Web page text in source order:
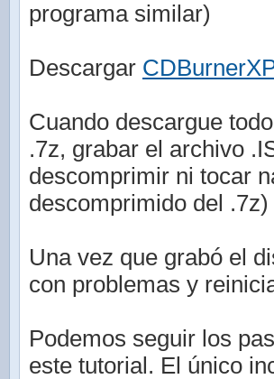
programa similar)
Descargar
Cuando descargue
.7z, grabar el archivo
descomprimir ni tocar
descomprimido del
Una vez que grabó el
con problemas y
Podemos seguir los
este tutorial. El único